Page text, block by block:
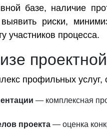
базе, наличие
риски,
участников процесса.
профильных услуг,
— комплексная
проекта — оценка